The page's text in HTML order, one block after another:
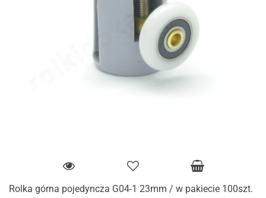
Rolka górna pojedyncza G04-1 23mm / w pakiecie 100szt.